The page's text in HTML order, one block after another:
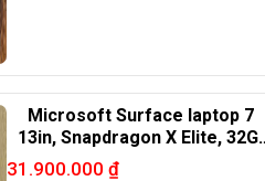
Microsoft Surface laptop 7
13in, Snapdragon X Elite, 32G,
1TB, black
31.900.000 ₫